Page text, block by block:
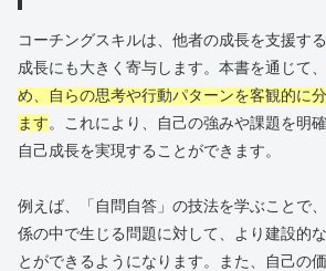
コーチングスキルは、他者の成長を支援す
成長にも大きく寄与します。本書を通じて、
め、自らの思考や行動パターンを客観的に
ます。これにより、自己の強みや課題を明
自己成長を実現することができます。
例えば、「自問自答」の技法を学ぶことで
係の中で生じる問題に対して、より建設的
とができるようになります。また、自己の